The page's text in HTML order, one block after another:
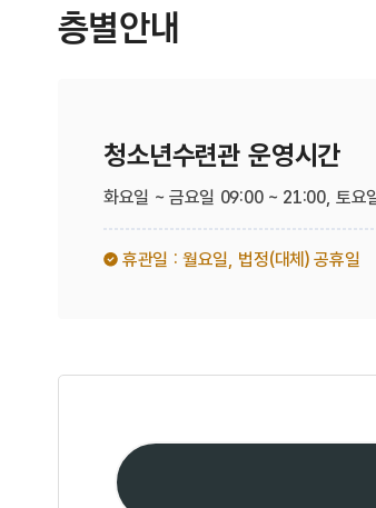
층별안내
청소년수련관 운영시간
화요일 ~ 금요일 09:00 ~ 21:00, 토요
휴관일 : 월요일, 법정(대체) 공휴일